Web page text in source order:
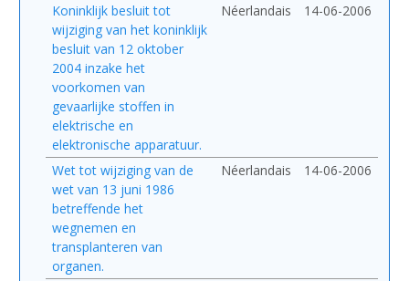
Koninklijk besluit tot
wijziging van het koninklijk
besluit van 12 oktober
2004 inzake het
voorkomen van
gevaarlijke stoffen in
elektrische en
elektronische apparatuur.
Néerlandais 14-06-2006
Wet tot wijziging van de
wet van 13 juni 1986
betreffende het
wegnemen en
transplanteren van
organen.
Néerlandais 14-06-2006